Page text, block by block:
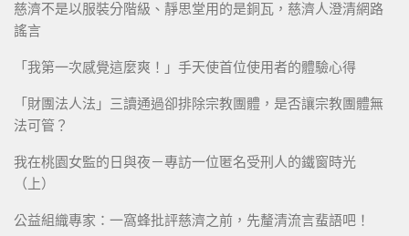
慈濟不是以服裝分階級、靜思堂用的是銅瓦，慈濟人澄清網路
謠言
「我第一次感覺這麼爽！」手天使首位使用者的體驗心得
「財團法人法」三讀通過卻排除宗教團體，是否讓宗教團體無
法可管？
我在桃園女監的日與夜－專訪一位匿名受刑人的鐵窗時光
（上）
公益組織專家：一窩蜂批評慈濟之前，先釐清流言蜚語吧！